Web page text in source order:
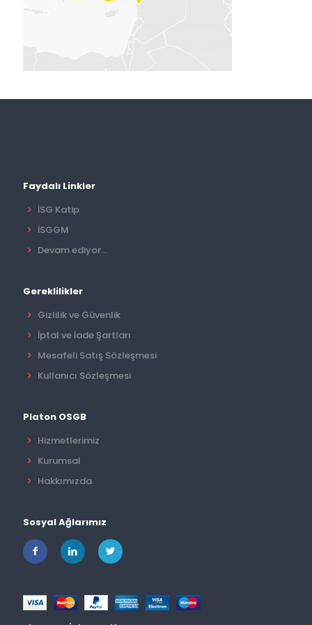
Faydalı Linkler
İSG Katip
İSGGM
Devam ediyor...
Gereklilikler
Gizlilik ve Güvenlik
İptal ve İade Şartları
Mesafeli Satış Sözleşmesi
Kullanıcı Sözleşmesi
Platon OSGB
Hizmetlerimiz
Kurumsal
Hakkımızda
Sosyal Ağlarımız